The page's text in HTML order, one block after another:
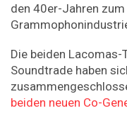
den 40er-Jahren
Die beiden
Soundtrade haben
beiden neuen Co-